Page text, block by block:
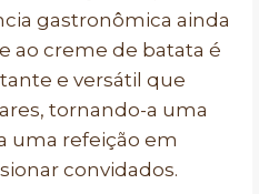
gastronômica ainda
ao creme de batata é
e versátil que
tornando-a uma
uma refeição em
convidados.